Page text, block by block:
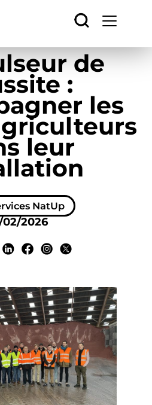
: accompagner les
dans leur installation
de
:
les
leur
NatUp
02/2026